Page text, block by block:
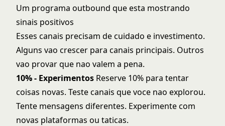
Um programa outbound que esta mostrando
sinais positivos
Esses canais precisam de cuidado e investimento.
Alguns vao crescer para canais principais. Outros
vao provar que nao valem a pena.
10% - Experimentos Reserve 10% para tentar
coisas novas. Teste canais que voce nao explorou.
Tente mensagens diferentes. Experimente com
novas plataformas ou taticas.